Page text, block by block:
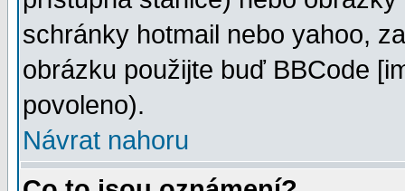
schránky hotmail nebo yahoo,
obrázku použijte buď BBCode
povoleno).
Návrat nahoru